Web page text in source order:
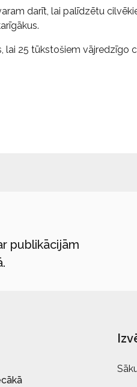
darīt, lai palīdzētu
25 tūkstošiem vājredzīgo
publikācijām